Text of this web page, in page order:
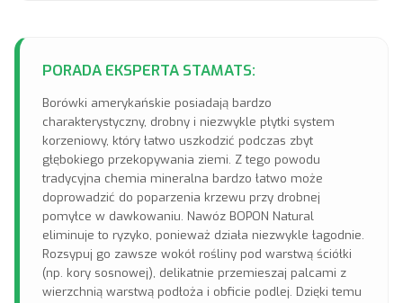
PORADA EKSPERTA STAMATS:
Borówki amerykańskie posiadają bardzo
charakterystyczny, drobny i niezwykle płytki system
korzeniowy, który łatwo uszkodzić podczas zbyt
głębokiego przekopywania ziemi. Z tego powodu
tradycyjna chemia mineralna bardzo łatwo może
doprowadzić do poparzenia krzewu przy drobnej
pomyłce w dawkowaniu. Nawóz BOPON Natural
eliminuje to ryzyko, ponieważ działa niezwykle łagodnie.
Rozsypuj go zawsze wokół rośliny pod warstwą ściółki
(np. kory sosnowej), delikatnie przemieszaj palcami z
wierzchnią warstwą podłoża i obficie podlej. Dzięki temu